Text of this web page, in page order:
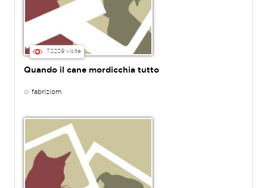
72229 visite
Quando il cane mordicchia tutto
di fabriziom